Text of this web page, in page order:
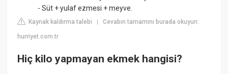
- Süt + yulaf ezmesi + meyve.
Kaynak kaldırma talebi |Cevabın tamamını burada okuyun:
hurriyet.com.tr
Hiç kilo yapmayan ekmek hangisi?